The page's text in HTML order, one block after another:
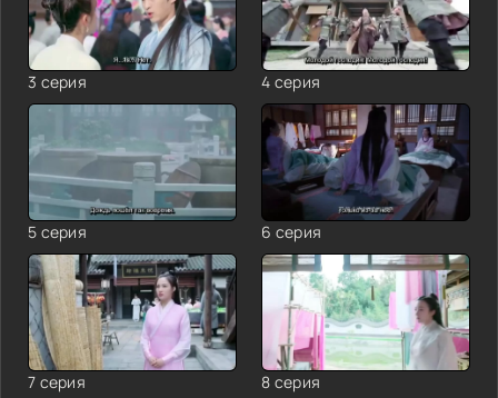
3 серия 4 серия
5 серия 6 серия
7 серия 8 серия